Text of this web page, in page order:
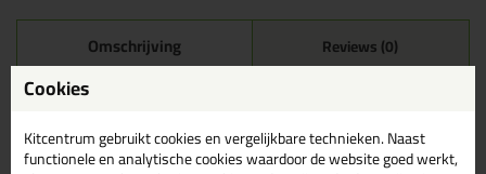
Omschrijving Reviews (0)
ANZA Classic Soft Ronde
Kwast in nr. 12 (22mm
breed)
Cookies
Kitcentrum gebruikt cookies en vergelijkbare technieken. Naast
functionele en analytische cookies waardoor de website goed werkt,